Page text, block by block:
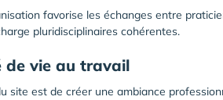
favorise les échanges entre
pluridisciplinaires cohérentes.
de vie au travail
site est de créer une ambiance